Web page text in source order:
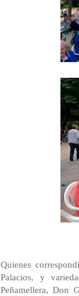
Quienes
Palacios, y
Peñamellera, Don